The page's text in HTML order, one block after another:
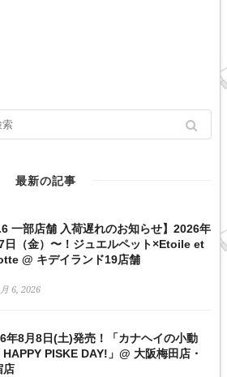
最新の記事
一部店舗 入荷遅れのお知らせ】2026年
日（金）〜！ジュエルペット×Etoile et
@ キデイランド19店舗
6, 2026
年8月8日(土)発売！「カナヘイの小動
PISKE DAY!」@ 大阪梅田店・
店